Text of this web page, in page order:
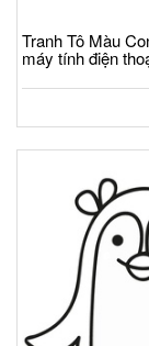
Tranh Tô Màu
máy tính điện